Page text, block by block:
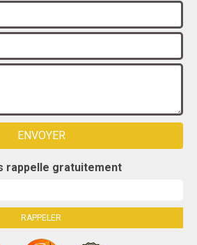
rappelle gratuitement